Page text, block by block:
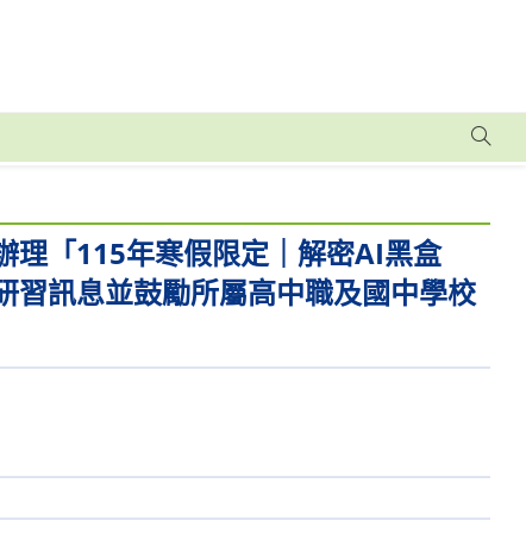
理「115年寒假限定｜解密AI黑盒
習訊息並鼓勵所屬高中職及國中學校